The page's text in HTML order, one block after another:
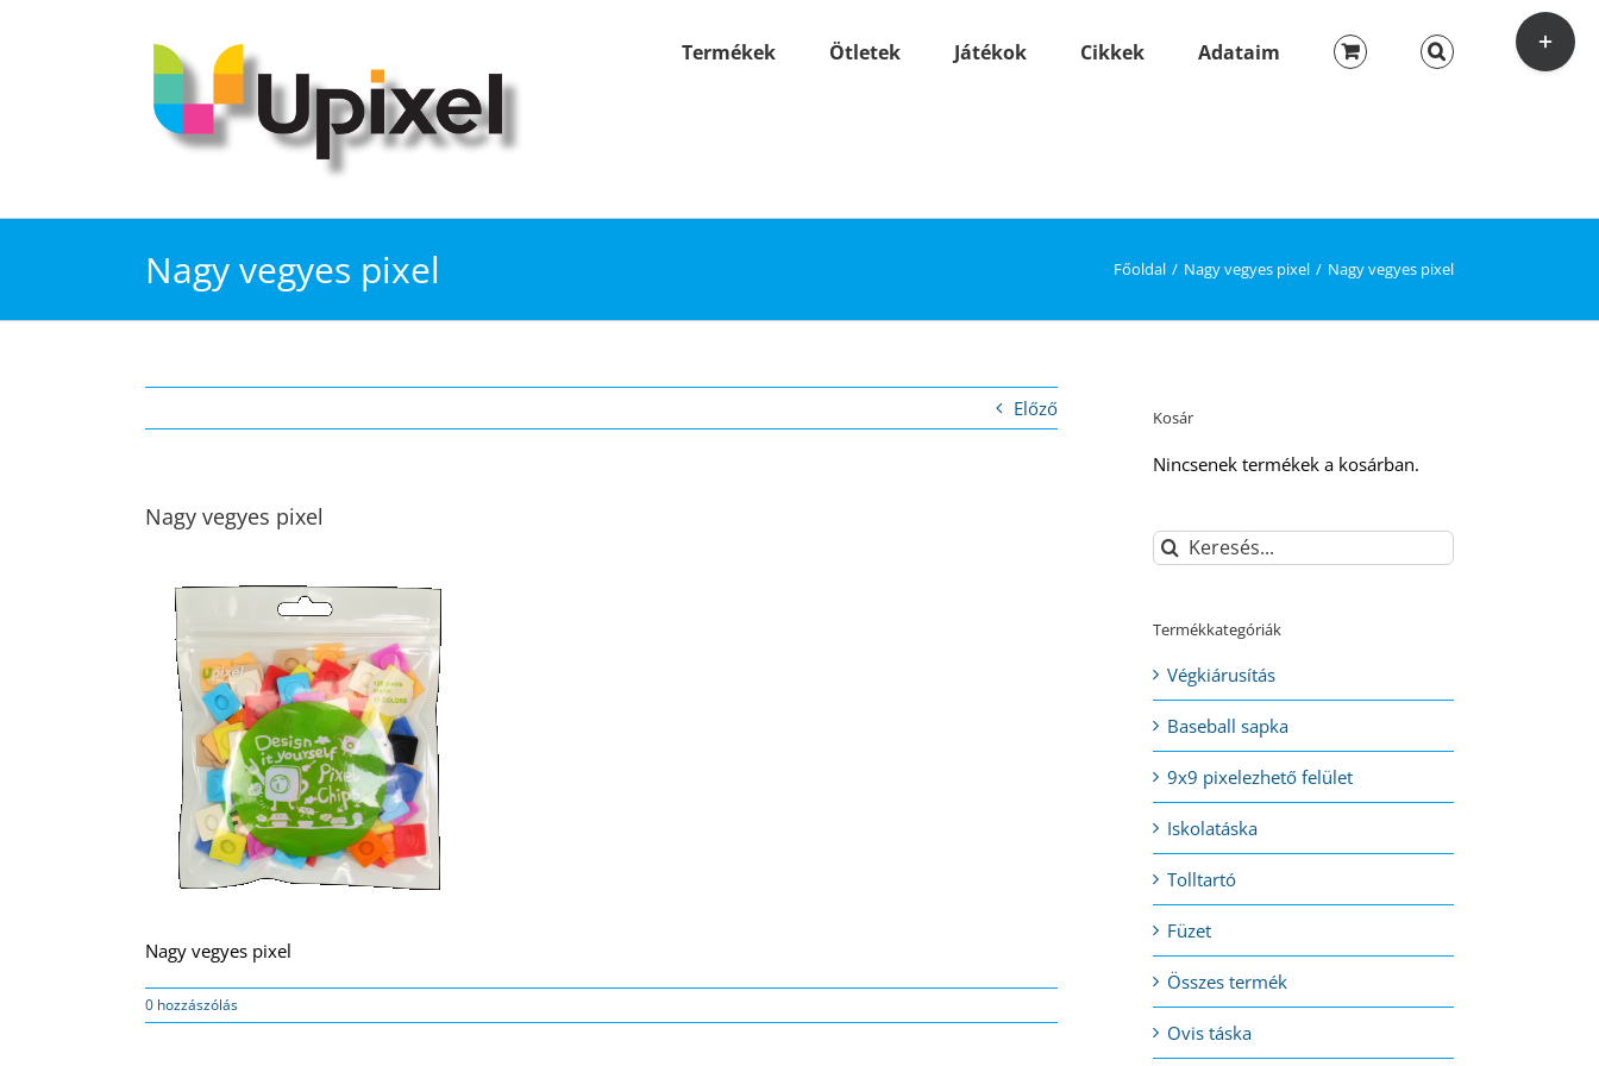
Termékek Ötletek Játékok Cikkek Adataim
Nagy vegyes pixel Főoldal Nagy vegyes pixel Nagy vegyes pixel
Előző
Nagy vegyes pixel
Nagy vegyes pixel
0 hozzászólás
Kosár
Nincsenek termékek a kosárban.
Keresés...
Termékkategóriák
Végkiárusítás
Baseball sapka
9x9 pixelezhető felület
Iskolatáska
Tolltartó
Füzet
Összes termék
Ovis táska
Toggle
Sliding
Bar